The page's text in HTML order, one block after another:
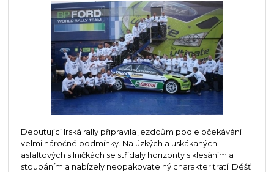
Debutující Irská rally připravila jezdcům podle očekávání
velmi náročné podmínky. Na úzkých a uskákaných
asfaltových silničkách se střídaly horizonty s klesáním a
stoupáním a nabízely neopakovatelný charakter tratí. Déšť